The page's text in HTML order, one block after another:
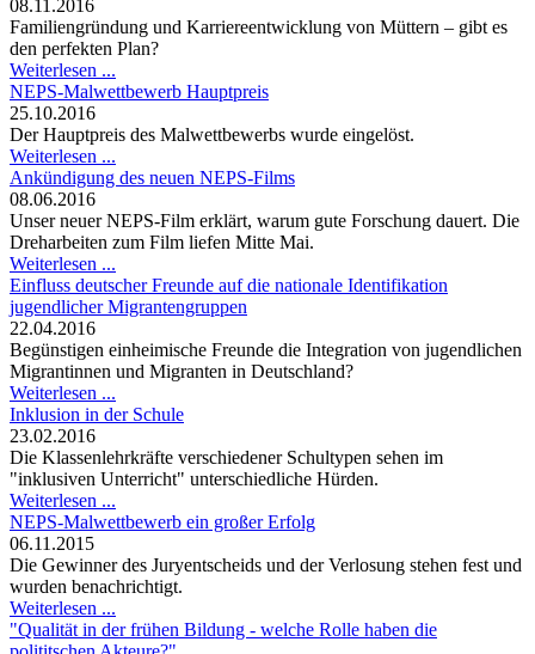
08.11.2016
Familiengründung und Karriereentwicklung von Müttern – gibt es
den perfekten Plan?
Weiterlesen ...
NEPS-Malwettbewerb Hauptpreis
25.10.2016
Der Hauptpreis des Malwettbewerbs wurde eingelöst.
Weiterlesen ...
Ankündigung des neuen NEPS-Films
08.06.2016
Unser neuer NEPS-Film erklärt, warum gute Forschung dauert. Die
Dreharbeiten zum Film liefen Mitte Mai.
Weiterlesen ...
Einfluss deutscher Freunde auf die nationale Identifikation
jugendlicher Migrantengruppen
22.04.2016
Begünstigen einheimische Freunde die Integration von jugendlichen
Migrantinnen und Migranten in Deutschland?
Weiterlesen ...
Inklusion in der Schule
23.02.2016
Die Klassenlehrkräfte verschiedener Schultypen sehen im
"inklusiven Unterricht" unterschiedliche Hürden.
Weiterlesen ...
NEPS-Malwettbewerb ein großer Erfolg
06.11.2015
Die Gewinner des Juryentscheids und der Verlosung stehen fest und
wurden benachrichtigt.
Weiterlesen ...
"Qualität in der frühen Bildung - welche Rolle haben die